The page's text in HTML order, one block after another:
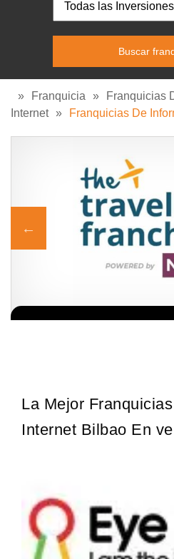
» Franquicia »
Franquicias
Internet » Franquicias De
La Mejor
Internet Bilbao En